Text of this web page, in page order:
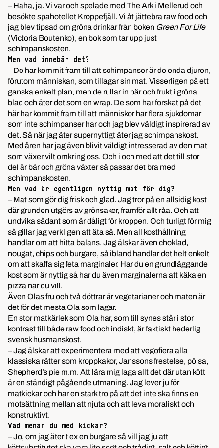
– Haha, ja. Vi var och spelade med The Ark i Mellerud och
besökte spahotellet Kroppefjäll. Vi åt jättebra raw food och
jag blev tipsad om gröna drinkar från boken Green For Life
(Victoria Boutenko), en bok som tar upp just
schimpanskosten.
Men vad innebär det?
– De har kommit fram till att schimpanser är de enda djuren,
förutom människan, som tillagar sin mat. Visserligen på ett
ganska enkelt plan, men de rullar in bär och frukt i gröna
blad och äter det som en wrap. De som har forskat på det
här har kommit fram till att människor har flera sjukdomar
som inte schimpanser har och jag blev väldigt inspirerad av
det. Så när jag äter supernyttigt äter jag schimpanskost.
Med åren har jag även blivit väldigt intresserad av den mat
som växer vilt omkring oss. Och i och med att det till stor
del är bär och gröna växter så passar det bra med
schimpanskosten.
Men vad är egentligen nyttig mat för dig?
– Mat som gör dig frisk och glad. Jag tror på en allsidig kost
där grunden utgörs av grönsaker, framför allt råa. Och att
undvika sådant som är dåligt för kroppen. Och turligt för mig
så gillar jag verkligen att äta så. Men all kosthållning
handlar om att hitta balans. Jag älskar även choklad,
nougat, chips och burgare, så ibland handlar det helt enkelt
om att skaffa sig feta marginaler. Har du en grundläggande
kost som är nyttig så har du även marginalerna att käka en
pizza när du vill.
Även Olas fru och två döttrar är vegetarianer och maten är
det för det mesta Ola som lagar.
En stor matkärlek som Ola har, som till synes står i stor
kontrast till både raw food och indiskt, är faktiskt hederlig
svensk husmanskost.
– Jag älskar att experimentera med att vegofiera alla
klassiska rätter som kroppkakor, Janssons frestelse, pölsa,
Shepherd’s pie m.m. Att lära mig laga allt det där utan kött
är en ständigt pågående utmaning. Jag lever ju för
matkickar och har en stark tro på att det inte ska finns en
motsättning mellan att njuta och att leva moraliskt och
konstruktivt.
Vad menar du med kickar?
– Jo, om jag äter t ex en burgare så vill jag ju att